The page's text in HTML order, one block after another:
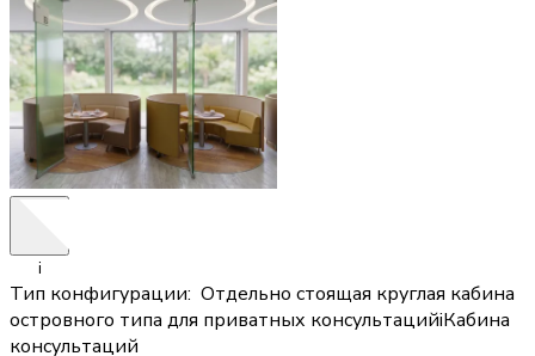
i
Тип конфигурации: Отдельно стоящая круглая кабина
островного типа для приватных консультацийiКабина
консультаций